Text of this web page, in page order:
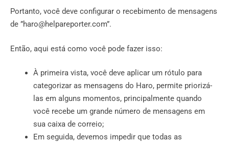
Portanto, você deve configurar o recebimento de mensagens
de ”haro@helpareporter.com”.
Então, aqui está como você pode fazer isso:
À primeira vista, você deve aplicar um rótulo para
categorizar as mensagens do Haro, permite priorizá-
las em alguns momentos, principalmente quando
você recebe um grande número de mensagens em
sua caixa de correio;
Em seguida, devemos impedir que todas as